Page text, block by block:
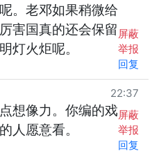
。老邓如果稍微给
害国真的还会保留
灯火炬呢。
屏蔽
举报
回复
22:37
想像力。你编的戏
人愿意看。
屏蔽
举报
回复